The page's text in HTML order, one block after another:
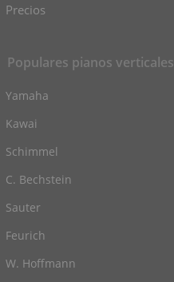
Precios
Populares pianos verticales
Yamaha
Kawai
Schimmel
C. Bechstein
Sauter
Feurich
W. Hoffmann